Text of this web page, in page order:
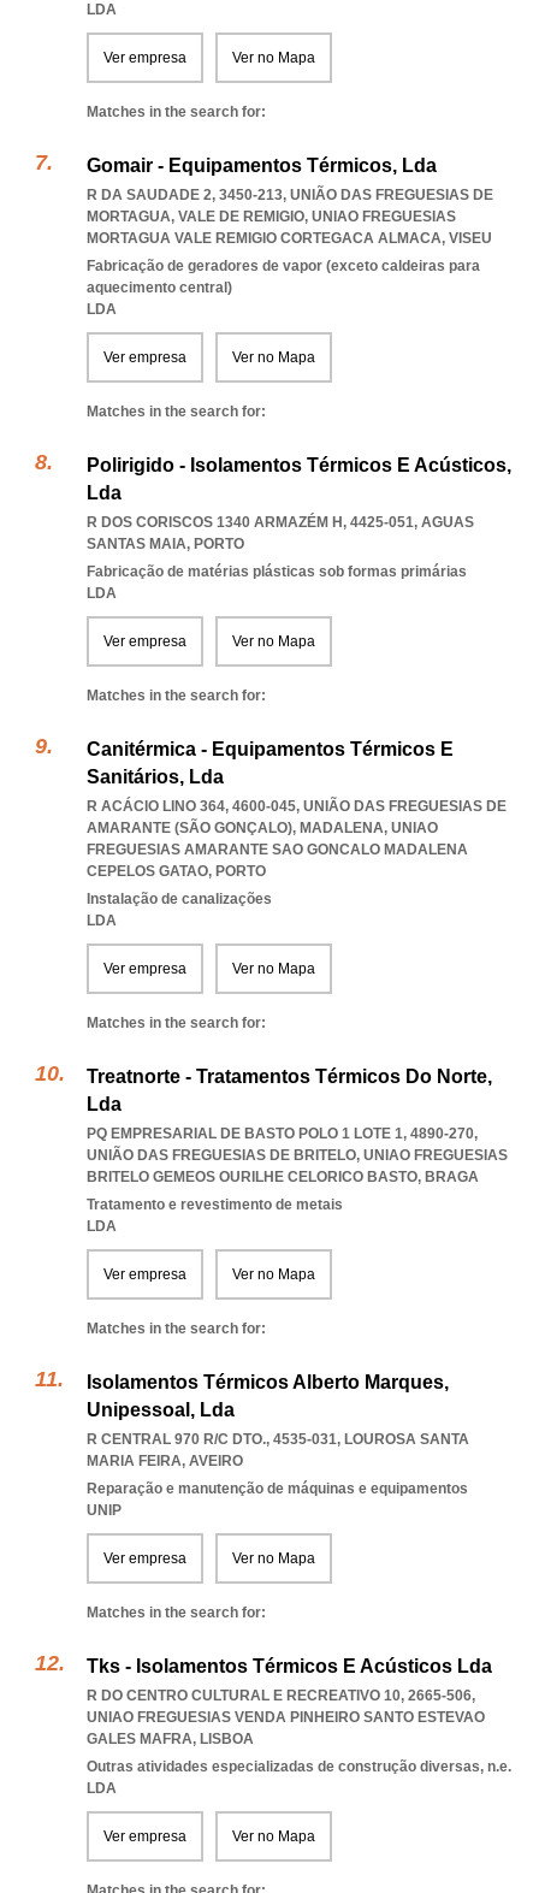
LDA
Ver empresa Ver no Mapa
Matches in the search for:
Gomair - Equipamentos Térmicos, Lda
R DA SAUDADE 2, 3450-213, UNIÃO DAS FREGUESIAS DE
MORTAGUA, VALE DE REMIGIO, UNIAO FREGUESIAS
MORTAGUA VALE REMIGIO CORTEGACA ALMACA, VISEU
Fabricação de geradores de vapor (exceto caldeiras para
aquecimento central)
LDA
Ver empresa Ver no Mapa
Matches in the search for:
Polirigido - Isolamentos Térmicos E Acústicos,
Lda
R DOS CORISCOS 1340 ARMAZÉM H, 4425-051, AGUAS
SANTAS MAIA, PORTO
Fabricação de matérias plásticas sob formas primárias
LDA
Ver empresa Ver no Mapa
Matches in the search for:
Canitérmica - Equipamentos Térmicos E
Sanitários, Lda
R ACÁCIO LINO 364, 4600-045, UNIÃO DAS FREGUESIAS DE
AMARANTE (SÃO GONÇALO), MADALENA, UNIAO
FREGUESIAS AMARANTE SAO GONCALO MADALENA
CEPELOS GATAO, PORTO
Instalação de canalizações
LDA
Ver empresa Ver no Mapa
Matches in the search for:
Treatnorte - Tratamentos Térmicos Do Norte,
Lda
PQ EMPRESARIAL DE BASTO POLO 1 LOTE 1, 4890-270,
UNIÃO DAS FREGUESIAS DE BRITELO, UNIAO FREGUESIAS
BRITELO GEMEOS OURILHE CELORICO BASTO, BRAGA
Tratamento e revestimento de metais
LDA
Ver empresa Ver no Mapa
Matches in the search for:
Isolamentos Térmicos Alberto Marques,
Unipessoal, Lda
R CENTRAL 970 R/C DTO., 4535-031, LOUROSA SANTA
MARIA FEIRA, AVEIRO
Reparação e manutenção de máquinas e equipamentos
UNIP
Ver empresa Ver no Mapa
Matches in the search for:
Tks - Isolamentos Térmicos E Acústicos Lda
R DO CENTRO CULTURAL E RECREATIVO 10, 2665-506,
UNIAO FREGUESIAS VENDA PINHEIRO SANTO ESTEVAO
GALES MAFRA, LISBOA
Outras atividades especializadas de construção diversas, n.e.
LDA
Ver empresa Ver no Mapa